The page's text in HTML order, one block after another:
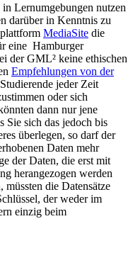
Lernumgebungen nutzen
darüber in Kenntnis zu
MediaSite die
eine Hamburger
der GML² keine ethischen
Empfehlungen von der
jeder Zeit
oder sich
dann nur jene
Sie sich das jedoch bis
überlegen, so darf der
Daten mehr
der Daten, die erst mit
herangezogen werden
die Datensätze
der weder im
einzig beim